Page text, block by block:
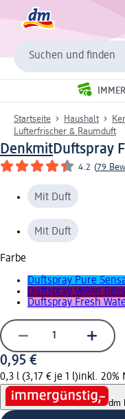
Suchen und finden
Startseite Haushalt
Lufterfrischer & Raumduft
DenkmitDuftspray
4.2 (79
Mit Duft
Mit Duft
Farbe
Duftspray Pure
Duftspray Velvet Bliss
Duftspray Fresh
0,95 €
0,3 l (3,17 € je 1 l)inkl. 20%
dm